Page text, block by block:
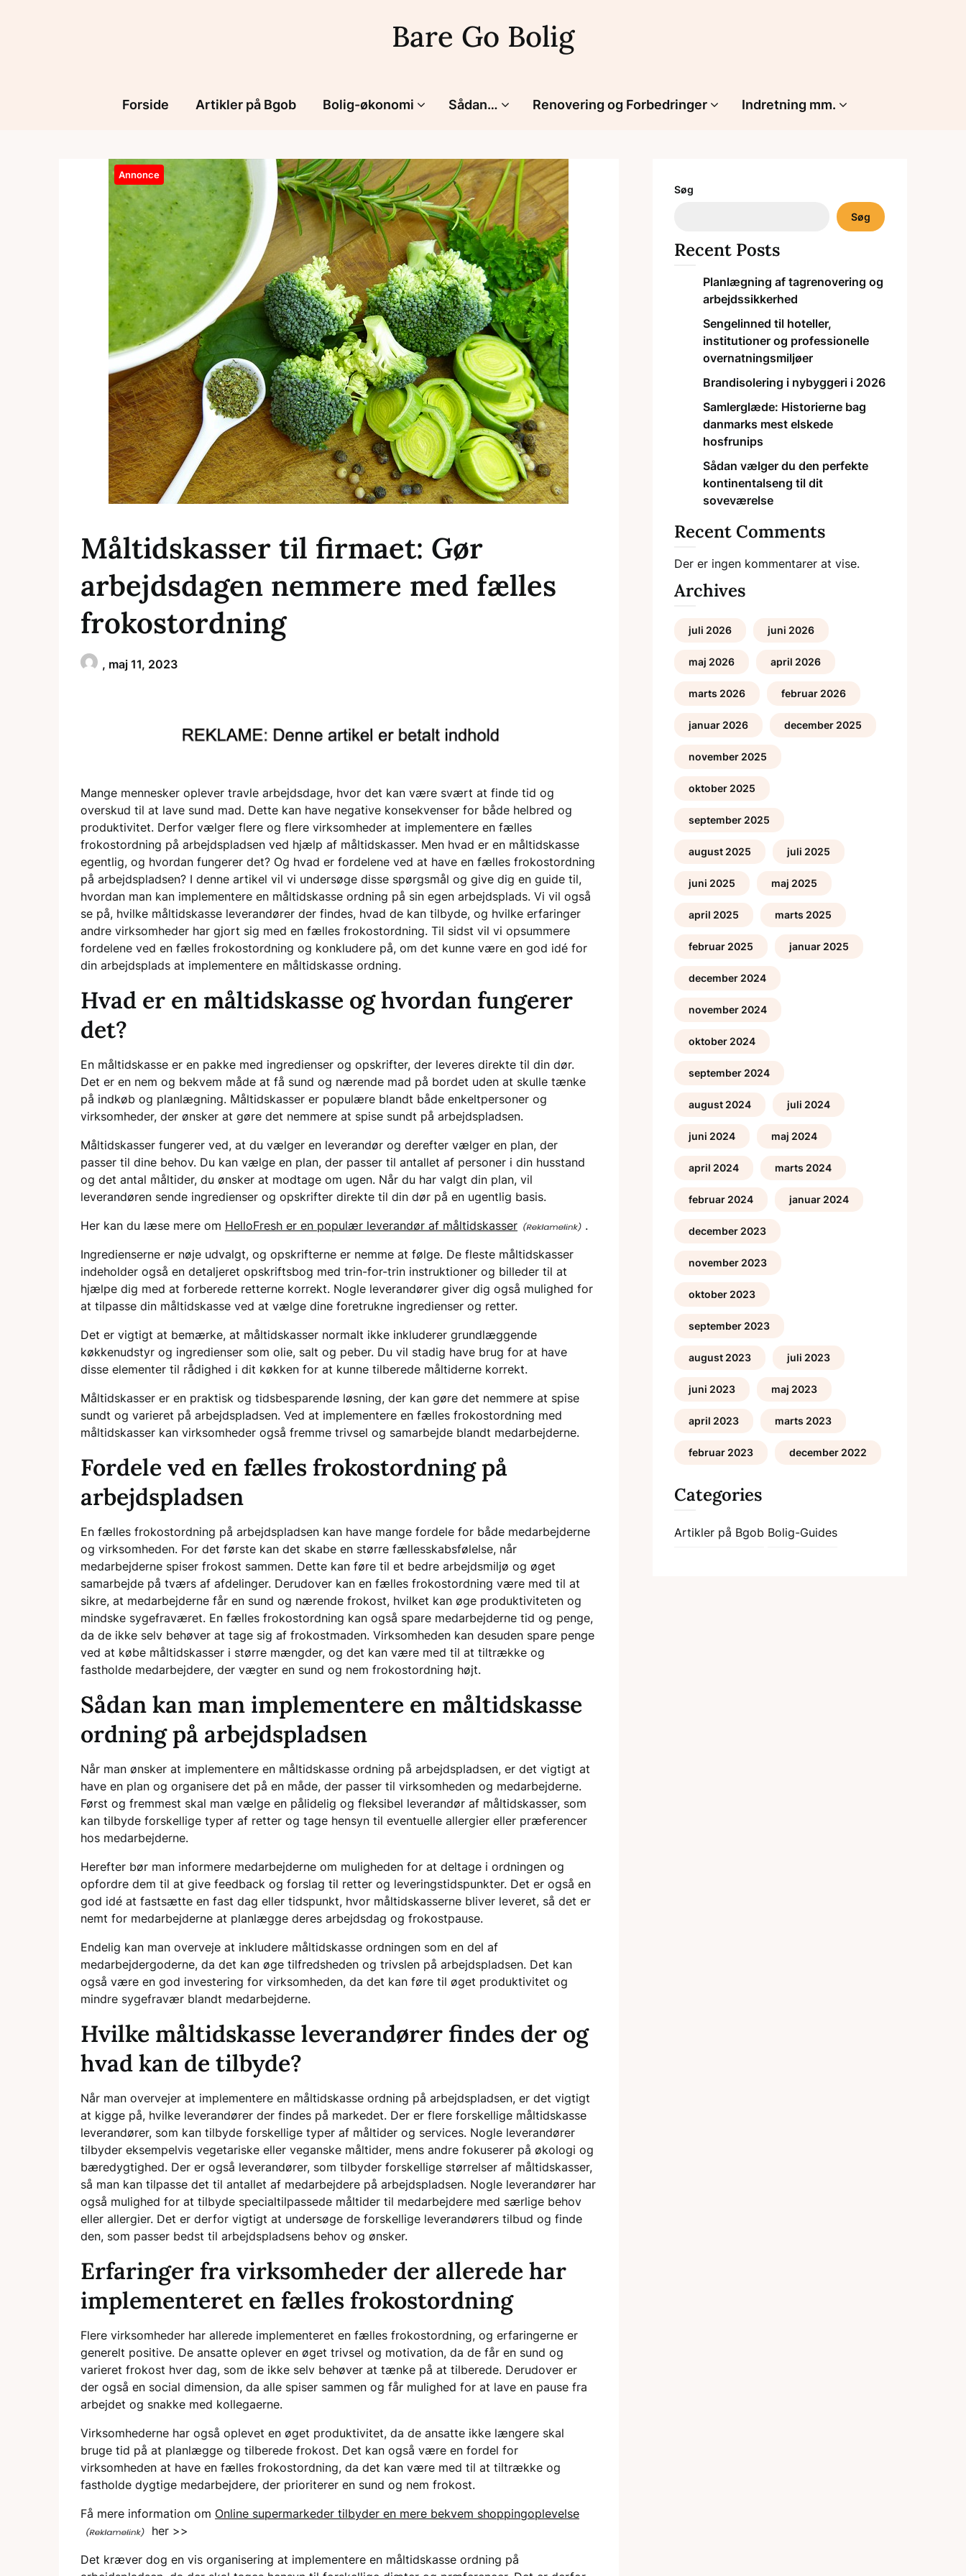
Bare Go Bolig
Forside Artikler på Bgob Bolig-økonomi Sådan… Renovering og Forbedringer Indretning mm.
Annonce
Måltidskasser til firmaet: Gør
arbejdsdagen nemmere med fælles
frokostordning
, maj 11, 2023
Mange mennesker oplever travle arbejdsdage, hvor det kan være svært at finde tid og
overskud til at lave sund mad. Dette kan have negative konsekvenser for både helbred og
produktivitet. Derfor vælger flere og flere virksomheder at implementere en fælles
frokostordning på arbejdspladsen ved hjælp af måltidskasser. Men hvad er en måltidskasse
egentlig, og hvordan fungerer det? Og hvad er fordelene ved at have en fælles frokostordning
på arbejdspladsen? I denne artikel vil vi undersøge disse spørgsmål og give dig en guide til,
hvordan man kan implementere en måltidskasse ordning på sin egen arbejdsplads. Vi vil også
se på, hvilke måltidskasse leverandører der findes, hvad de kan tilbyde, og hvilke erfaringer
andre virksomheder har gjort sig med en fælles frokostordning. Til sidst vil vi opsummere
fordelene ved en fælles frokostordning og konkludere på, om det kunne være en god idé for
din arbejdsplads at implementere en måltidskasse ordning.
Hvad er en måltidskasse og hvordan fungerer
det?
En måltidskasse er en pakke med ingredienser og opskrifter, der leveres direkte til din dør.
Det er en nem og bekvem måde at få sund og nærende mad på bordet uden at skulle tænke
på indkøb og planlægning. Måltidskasser er populære blandt både enkeltpersoner og
virksomheder, der ønsker at gøre det nemmere at spise sundt på arbejdspladsen.
Måltidskasser fungerer ved, at du vælger en leverandør og derefter vælger en plan, der
passer til dine behov. Du kan vælge en plan, der passer til antallet af personer i din husstand
og det antal måltider, du ønsker at modtage om ugen. Når du har valgt din plan, vil
leverandøren sende ingredienser og opskrifter direkte til din dør på en ugentlig basis.
Her kan du læse mere om HelloFresh er en populær leverandør af måltidskasser
.
Ingredienserne er nøje udvalgt, og opskrifterne er nemme at følge. De fleste måltidskasser
indeholder også en detaljeret opskriftsbog med trin-for-trin instruktioner og billeder til at
hjælpe dig med at forberede retterne korrekt. Nogle leverandører giver dig også mulighed for
at tilpasse din måltidskasse ved at vælge dine foretrukne ingredienser og retter.
Det er vigtigt at bemærke, at måltidskasser normalt ikke inkluderer grundlæggende
køkkenudstyr og ingredienser som olie, salt og peber. Du vil stadig have brug for at have
disse elementer til rådighed i dit køkken for at kunne tilberede måltiderne korrekt.
Måltidskasser er en praktisk og tidsbesparende løsning, der kan gøre det nemmere at spise
sundt og varieret på arbejdspladsen. Ved at implementere en fælles frokostordning med
måltidskasser kan virksomheder også fremme trivsel og samarbejde blandt medarbejderne.
Fordele ved en fælles frokostordning på
arbejdspladsen
En fælles frokostordning på arbejdspladsen kan have mange fordele for både medarbejderne
og virksomheden. For det første kan det skabe en større fællesskabsfølelse, når
medarbejderne spiser frokost sammen. Dette kan føre til et bedre arbejdsmiljø og øget
samarbejde på tværs af afdelinger. Derudover kan en fælles frokostordning være med til at
sikre, at medarbejderne får en sund og nærende frokost, hvilket kan øge produktiviteten og
mindske sygefraværet. En fælles frokostordning kan også spare medarbejderne tid og penge,
da de ikke selv behøver at tage sig af frokostmaden. Virksomheden kan desuden spare penge
ved at købe måltidskasser i større mængder, og det kan være med til at tiltrække og
fastholde medarbejdere, der vægter en sund og nem frokostordning højt.
Sådan kan man implementere en måltidskasse
ordning på arbejdspladsen
Når man ønsker at implementere en måltidskasse ordning på arbejdspladsen, er det vigtigt at
have en plan og organisere det på en måde, der passer til virksomheden og medarbejderne.
Først og fremmest skal man vælge en pålidelig og fleksibel leverandør af måltidskasser, som
kan tilbyde forskellige typer af retter og tage hensyn til eventuelle allergier eller præferencer
hos medarbejderne.
Herefter bør man informere medarbejderne om muligheden for at deltage i ordningen og
opfordre dem til at give feedback og forslag til retter og leveringstidspunkter. Det er også en
god idé at fastsætte en fast dag eller tidspunkt, hvor måltidskasserne bliver leveret, så det er
nemt for medarbejderne at planlægge deres arbejdsdag og frokostpause.
Endelig kan man overveje at inkludere måltidskasse ordningen som en del af
medarbejdergoderne, da det kan øge tilfredsheden og trivslen på arbejdspladsen. Det kan
også være en god investering for virksomheden, da det kan føre til øget produktivitet og
mindre sygefravær blandt medarbejderne.
Hvilke måltidskasse leverandører findes der og
hvad kan de tilbyde?
Når man overvejer at implementere en måltidskasse ordning på arbejdspladsen, er det vigtigt
at kigge på, hvilke leverandører der findes på markedet. Der er flere forskellige måltidskasse
leverandører, som kan tilbyde forskellige typer af måltider og services. Nogle leverandører
tilbyder eksempelvis vegetariske eller veganske måltider, mens andre fokuserer på økologi og
bæredygtighed. Der er også leverandører, som tilbyder forskellige størrelser af måltidskasser,
så man kan tilpasse det til antallet af medarbejdere på arbejdspladsen. Nogle leverandører har
også mulighed for at tilbyde specialtilpassede måltider til medarbejdere med særlige behov
eller allergier. Det er derfor vigtigt at undersøge de forskellige leverandørers tilbud og finde
den, som passer bedst til arbejdspladsens behov og ønsker.
Erfaringer fra virksomheder der allerede har
implementeret en fælles frokostordning
Flere virksomheder har allerede implementeret en fælles frokostordning, og erfaringerne er
generelt positive. De ansatte oplever en øget trivsel og motivation, da de får en sund og
varieret frokost hver dag, som de ikke selv behøver at tænke på at tilberede. Derudover er
der også en social dimension, da alle spiser sammen og får mulighed for at lave en pause fra
arbejdet og snakke med kollegaerne.
Virksomhederne har også oplevet en øget produktivitet, da de ansatte ikke længere skal
bruge tid på at planlægge og tilberede frokost. Det kan også være en fordel for
virksomheden at have en fælles frokostordning, da det kan være med til at tiltrække og
fastholde dygtige medarbejdere, der prioriterer en sund og nem frokost.
Få mere information om Online supermarkeder tilbyder en mere bekvem shoppingoplevelse
her >>
Det kræver dog en vis organisering at implementere en måltidskasse ordning på
Søg
Søg
Recent Posts
Planlægning af tagrenovering og
arbejdssikkerhed
Sengelinned til hoteller,
institutioner og professionelle
overnatningsmiljøer
Brandisolering i nybyggeri i 2026
Samlerglæde: Historierne bag
danmarks mest elskede
hosfrunips
Sådan vælger du den perfekte
kontinentalseng til dit
soveværelse
Recent Comments
Der er ingen kommentarer at vise.
Archives
juli 2026 juni 2026
maj 2026 april 2026
marts 2026 februar 2026
januar 2026 december 2025
november 2025
oktober 2025
september 2025
august 2025 juli 2025
juni 2025 maj 2025
april 2025 marts 2025
februar 2025 januar 2025
december 2024
november 2024
oktober 2024
september 2024
august 2024 juli 2024
juni 2024 maj 2024
april 2024 marts 2024
februar 2024 januar 2024
december 2023
november 2023
oktober 2023
september 2023
august 2023 juli 2023
juni 2023 maj 2023
april 2023 marts 2023
februar 2023 december 2022
Categories
Artikler på Bgob Bolig-Guides